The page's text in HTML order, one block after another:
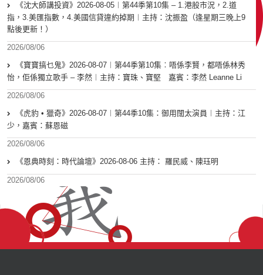
《沈大師講投資》2026-08-05︱第44季第10集 – 1.港股市況，2.道
指，3.美匯指數，4.美國信貸違約掉期︱主持：沈振盈（逢星期三晚上9
點後更新！）
2026/08/06
《寶寶搞乜鬼》2026-08-07︱第44季第10集︰唔係李賢，都唔係林秀
怡，佢係獨立歌手 – 李然︱主持：寶珠、寶堅 嘉賓：李然 Leanne Li
2026/08/06
《虎豹 • 獵奇》2026-08-07︱第44季10集：御用闊太演員︱主持：江
少，嘉賓：蘇恩磁
2026/08/06
《恩典時刻：時代論壇》2026-08-06 主持： 羅民威、陳珏明
2026/08/06